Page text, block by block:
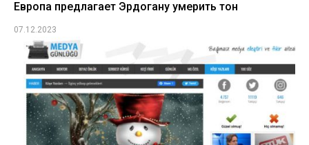
Европа предлагает Эрдогану умерить тон
07.12.2023